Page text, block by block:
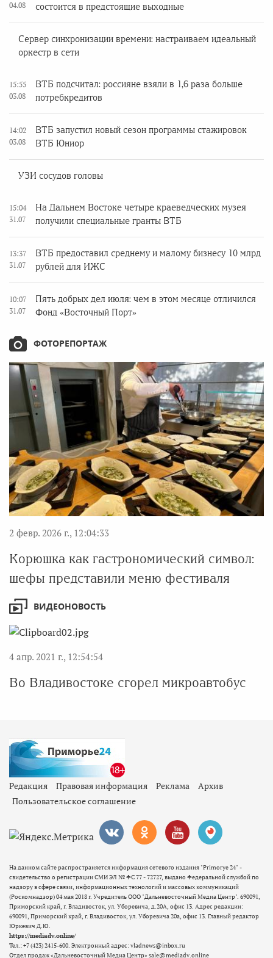
04.08
состоится в предстоящие выходные
Сервер синхронизации времени: настраиваем идеальный
оркестр в сети
15:55
03.08
ВТБ подсчитал: россияне взяли в 1,6 раза больше
потребкредитов
14:02
03.08
ВТБ запустил новый сезон программы стажировок
ВТБ Юниор
УЗИ сосудов головы
15:04
31.07
На Дальнем Востоке четыре краеведческих музея
получили специальные гранты ВТБ
13:37
31.07
ВТБ предоставил среднему и малому бизнесу 10 млрд
рублей для ИЖС
10:07
31.07
Пять добрых дел июля: чем в этом месяце отличился
Фонд «Восточный Порт»
ФОТОРЕПОРТАЖ
2 февр. 2026 г., 12:04:33
Корюшка как гастрономический символ:
шефы представили меню фестиваля
ВИДЕОНОВОСТЬ
4 апр. 2021 г., 12:54:54
Во Владивостоке сгорел микроавтобус
Редакция Правовая информация Реклама
Архив
Пользовательское соглашение
На данном сайте распространяется информация сетевого издания "Primorye 24" -
свидетельство о регистрации СМИ ЭЛ № ФС 77 - 72727, выдано Федеральной службой по
надзору в сфере связи, информационных технологий и массовых коммуникаций
(Роскомнадзор) 04 мая 2018 г. Учредитель ООО "Дальневосточный Медиа Центр". 690091,
Приморский край, г. Владивосток, ул. Уборевича, д.20А, офис 13. Адрес редакции:
690091, Приморский край, г. Владивосток, ул. Уборевича 20а, офис 13. Главный редактор
Юркевич Д.Ю.
https://mediadv.online/
Тел.: +7 (423) 2415-600. Электронный адрес: vladnews@inbox.ru
Отдел продаж «Дальневосточный Медиа Центр» sale@mediadv.online